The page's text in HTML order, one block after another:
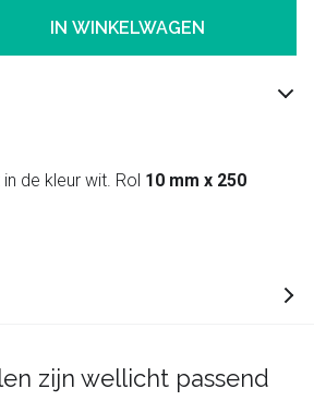
IN WINKELWAGEN
de kleur wit. Rol 10 mm x 250
zijn wellicht passend